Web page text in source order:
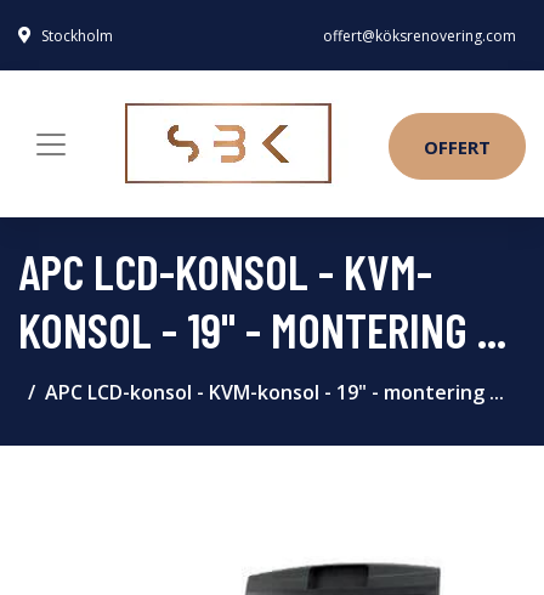
Stockholm offert@köksrenovering.com
OFFERT
APC LCD-KONSOL - KVM-
KONSOL - 19" - MONTERING ...
APC LCD-konsol - KVM-konsol - 19" - montering ...